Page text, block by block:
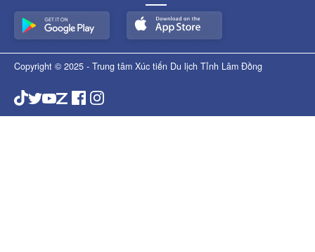
Copyright © 2025 - Trung tâm Xúc tiến Du lịch Tỉnh Lâm Đồng